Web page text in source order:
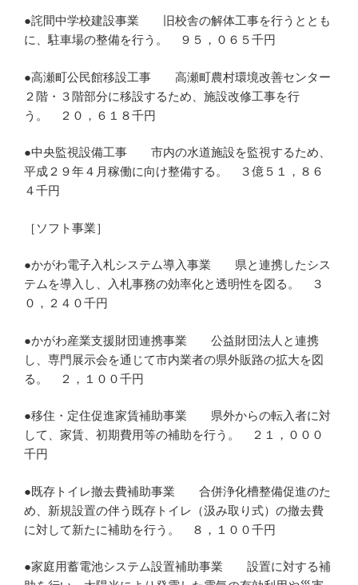
●詫間中学校建設事業 旧校舎の解体工事を行うととも
に、駐車場の整備を行う。 ９５，０６５千円
●高瀬町公民館移設工事 高瀬町農村環境改善センター
２階・３階部分に移設するため、施設改修工事を行
う。 ２０，６１８千円
●中央監視設備工事 市内の水道施設を監視するため、
平成２９年４月稼働に向け整備する。 ３億５１，８６
４千円
［ソフト事業］
●かがわ電子入札システム導入事業 県と連携したシス
テムを導入し、入札事務の効率化と透明性を図る。 ３
０，２４０千円
●かがわ産業支援財団連携事業 公益財団法人と連携
し、専門展示会を通じて市内業者の県外販路の拡大を図
る。 ２，１００千円
●移住・定住促進家賃補助事業 県外からの転入者に対
して、家賃、初期費用等の補助を行う。 ２１，０００
千円
●既存トイレ撤去費補助事業 合併浄化槽整備促進のた
め、新規設置の伴う既存トイレ（汲み取り式）の撤去費
に対して新たに補助を行う。 ８，１００千円
●家庭用蓄電池システム設置補助事業 設置に対する補